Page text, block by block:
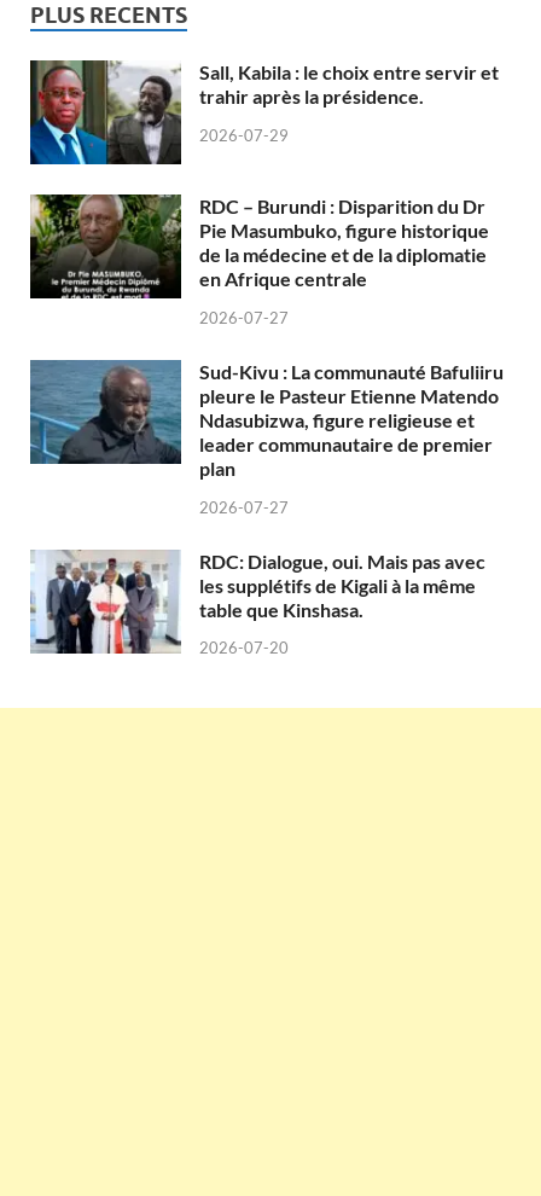
PLUS RECENTS
Sall, Kabila : le choix entre servir et
trahir après la présidence.
2026-07-29
RDC – Burundi : Disparition du Dr
Pie Masumbuko, figure historique
de la médecine et de la diplomatie
en Afrique centrale
2026-07-27
Sud-Kivu : La communauté Bafuliiru
pleure le Pasteur Etienne Matendo
Ndasubizwa, figure religieuse et
leader communautaire de premier
plan
2026-07-27
RDC: Dialogue, oui. Mais pas avec
les supplétifs de Kigali à la même
table que Kinshasa.
2026-07-20